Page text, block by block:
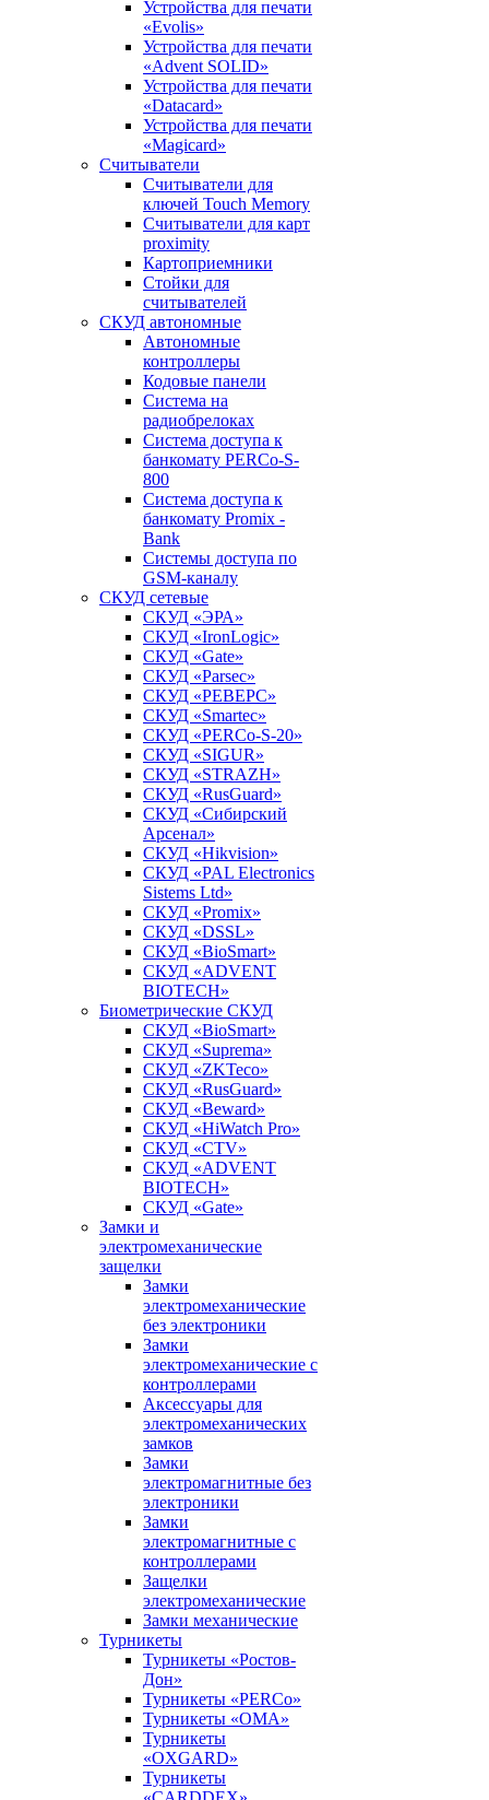
Устройства для печати
«Evolis»
Устройства для печати
«Advent SOLID»
Устройства для печати
«Datacard»
Устройства для печати
«Magicard»
Считыватели
Считыватели для
ключей Touch Memory
Считыватели для карт
proximity
Картоприемники
Стойки для
считывателей
СКУД автономные
Автономные
контроллеры
Кодовые панели
Система на
радиобрелоках
Система доступа к
банкомату PERCo-S-
800
Система доступа к
банкомату Promix -
Bank
Системы доступа по
GSM-каналу
СКУД сетевые
СКУД «ЭРА»
СКУД «IronLogic»
СКУД «Gate»
СКУД «Parsec»
СКУД «РЕВЕРС»
СКУД «Smartec»
СКУД «PERCo-S-20»
СКУД «SIGUR»
СКУД «STRAZH»
СКУД «RusGuard»
СКУД «Сибирский
Арсенал»
СКУД «Hikvision»
СКУД «PAL Electronics
Sistems Ltd»
СКУД «Promix»
СКУД «DSSL»
СКУД «BioSmart»
СКУД «ADVENT
BIOTECH»
Биометрические СКУД
СКУД «BioSmart»
СКУД «Suprema»
СКУД «ZKTeco»
СКУД «RusGuard»
СКУД «Beward»
СКУД «HiWatch Pro»
СКУД «CTV»
СКУД «ADVENT
BIOTECH»
СКУД «Gate»
Замки и
электромеханические
защелки
Замки
электромеханические
без электроники
Замки
электромеханические с
контроллерами
Аксессуары для
электромеханических
замков
Замки
электромагнитные без
электроники
Замки
электромагнитные с
контроллерами
Защелки
электромеханические
Замки механические
Турникеты
Турникеты «Ростов-
Дон»
Турникеты «PERCo»
Турникеты «ОМА»
Турникеты
«OXGARD»
Турникеты